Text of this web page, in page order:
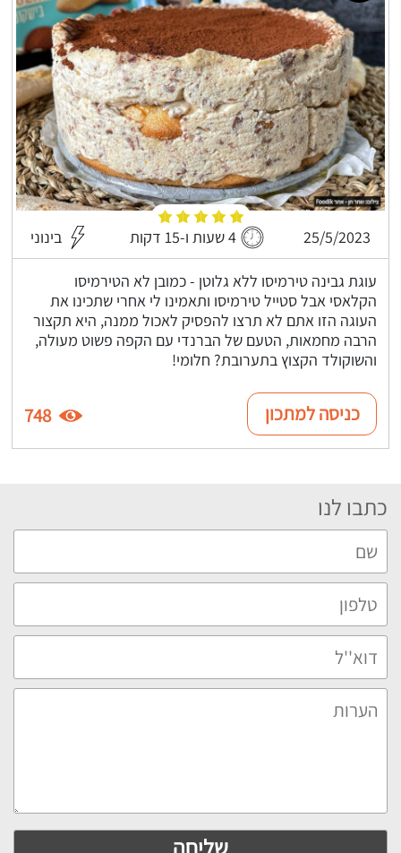
25/5/2023 4 שעות ו-15 דקות בינוני
עוגת גבינה טירמיסו ללא גלוטן - כמובן לא הטירמיסו
הקלאסי אבל סטייל טירמיסו ותאמינו לי אחרי שתכינו את
העוגה הזו אתם לא תרצו להפסיק לאכול ממנה, היא תקצור
הרבה מחמאות, הטעם של הברנדי עם הקפה פשוט מעולה,
והשוקולד הקצוץ בתערובת? חלומי!
כניסה למתכון 748
כתבו לנו